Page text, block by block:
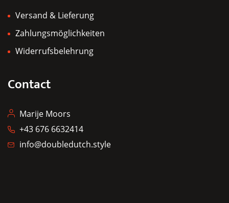
Versand & Lieferung
Zahlungsmöglichkeiten
Widerrufsbelehrung
Contact
Marije Moors
+43 676 6632414
info@doubledutch.style